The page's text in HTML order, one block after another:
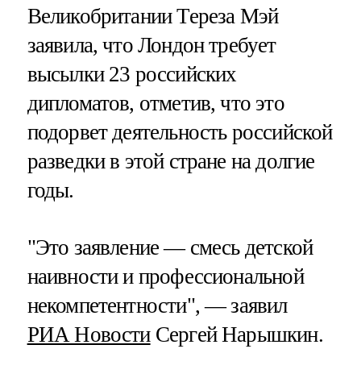
Великобритании Тереза Мэй
заявила, что Лондон требует
высылки 23 российских
дипломатов, отметив, что это
подорвет деятельность российской
разведки в этой стране на долгие
годы.
"Это заявление — смесь детской
наивности и профессиональной
некомпетентности", — заявил
РИА НовостиСергей Нарышкин.